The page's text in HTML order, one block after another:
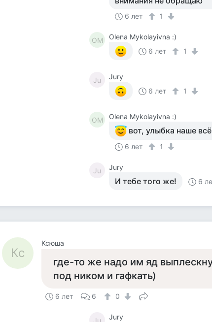
6 лет 1
OM
Olena Mykolayivna :)
6 лет
1
Ju
Jury
6 лет
1
OM Olena Mykolayivna :)
вот, улыбка наше
6 лет 1
Ju Jury
И тебе того же! 6
Кс
Ксюша
где-то же надо им яд
под ником и гафкать)
6 лет 6 0
Ju Jury